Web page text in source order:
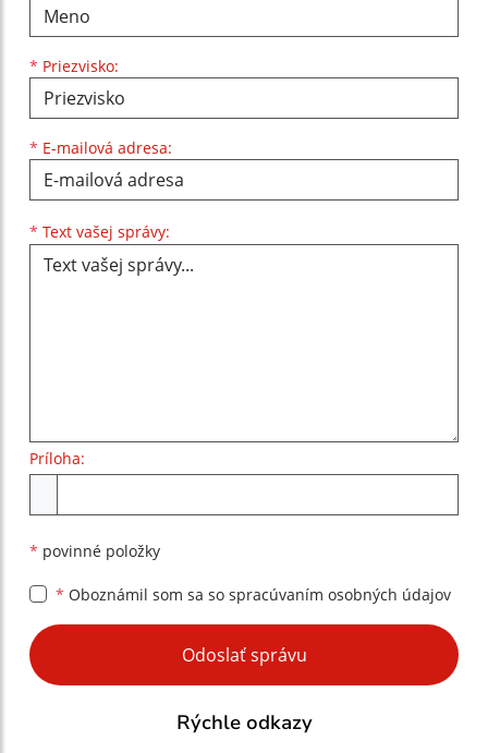
* Priezvisko:
* E-mailová adresa:
* Text vašej správy:
Príloha:
* povinné položky
* Oboznámil som sa so spracúvaním osobných údajov
Google reCaptcha Response
Odoslať správu
Rýchle odkazy